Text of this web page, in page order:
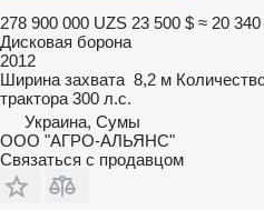
278 900 000 UZS 23 500 $ ≈ 20 340
Дисковая борона
2012
Ширина захвата 8,2 м
трактора 300 л.с.
Украина, Сумы
ООО "АГРО-АЛЬЯНС"
Связаться с продавцом